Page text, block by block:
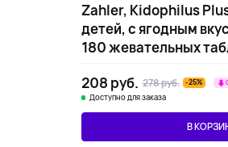
Zahler, Kidophilus
детей, с ягодным
180 жевательных
208 руб. 278 руб. -25%
Доступно для заказа
В